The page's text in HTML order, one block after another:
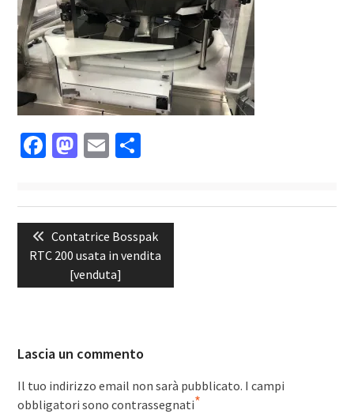
Facebook
Mastodon
EmailCondividi
Navigazione
articoliPrevious
post:
Contatrice Bosspak
RTC 200 usata in vendita
[venduta]
Lascia un commento
Il tuo indirizzo email non sarà pubblicato. I campi
obbligatori sono contrassegnati*